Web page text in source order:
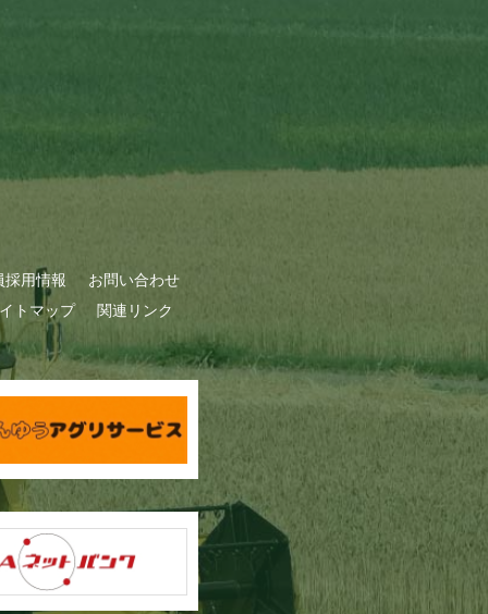
採用情報
お問い合わせ
トマップ
関連リンク